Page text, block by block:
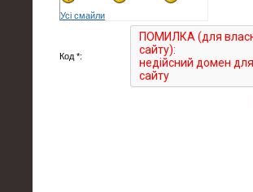
Усі смайли
Код *: